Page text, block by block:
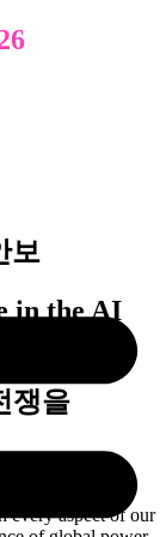
보
in the AI
쟁을
or
every aspect of our